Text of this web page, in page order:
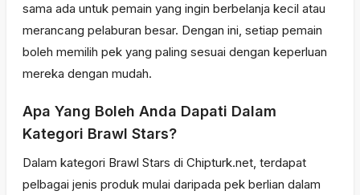
sama ada untuk pemain yang ingin berbelanja kecil atau
merancang pelaburan besar. Dengan ini, setiap pemain
boleh memilih pek yang paling sesuai dengan keperluan
mereka dengan mudah.
Apa Yang Boleh Anda Dapati Dalam
Kategori Brawl Stars?
Dalam kategori Brawl Stars di Chipturk.net, terdapat
pelbagai jenis produk mulai daripada pek berlian dalam